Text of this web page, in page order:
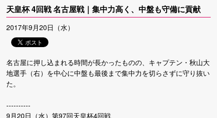
天皇杯 4回戦 名古屋戦｜集中力高く、中盤も守備に貢献
2017年9月20日（水）
名古屋に押し込まれる時間が長かったものの、キャプテン・秋山大
地選手（右）を中心に中盤も最後まで集中力を切らさずに守り抜い
た。
----------
9月20日（水）第97回天皇杯4回戦